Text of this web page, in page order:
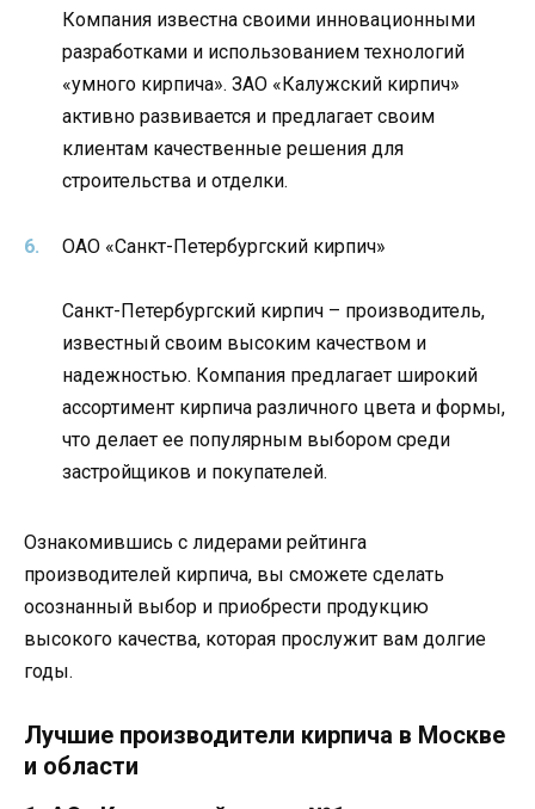
Компания известна своими инновационными
разработками и использованием технологий
«умного кирпича». ЗАО «Калужский кирпич»
активно развивается и предлагает своим
клиентам качественные решения для
строительства и отделки.
ОАО «Санкт-Петербургский кирпич»
Санкт-Петербургский кирпич – производитель,
известный своим высоким качеством и
надежностью. Компания предлагает широкий
ассортимент кирпича различного цвета и формы,
что делает ее популярным выбором среди
застройщиков и покупателей.
Ознакомившись с лидерами рейтинга
производителей кирпича, вы сможете сделать
осознанный выбор и приобрести продукцию
высокого качества, которая прослужит вам долгие
годы.
Лучшие производители кирпича в Москве
и области